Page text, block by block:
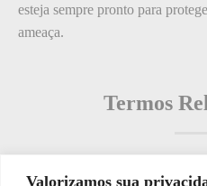
Valorizamos sua
esteja sempre pronto para
ameaça.
Termos